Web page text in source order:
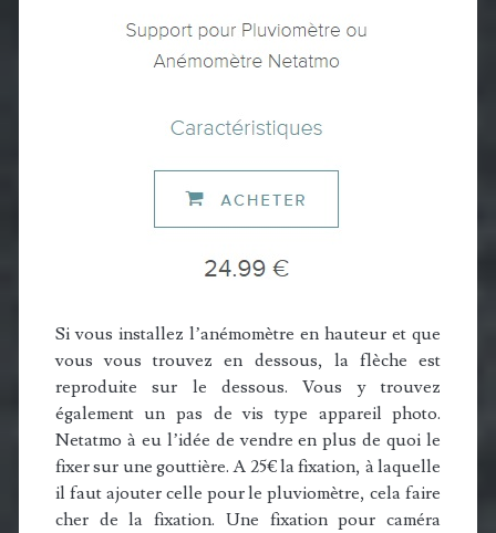
Si vous installez l’anémomètre en hauteur et que
vous vous trouvez en dessous, la flèche est
reproduite sur le dessous. Vous y trouvez
également un pas de vis type appareil photo.
Netatmo à eu l’idée de vendre en plus de quoi le
fixer sur une gouttière. A 25€ la fixation, à laquelle
il faut ajouter celle pour le pluviomètre, cela faire
cher de la fixation. Une fixation pour caméra